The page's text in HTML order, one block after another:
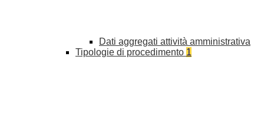
Dati aggregati attività amministrativa
Tipologie di procedimento 1